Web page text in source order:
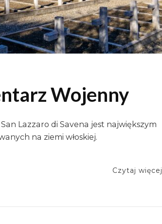
Wojenny
Lazzaro di Savena jest największym
na ziemi włoskiej.
Czytaj więcej